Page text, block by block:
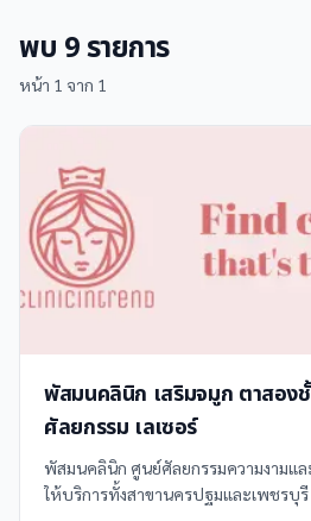
พบ 9รายการ
หน้า 1 จาก 1
พัสมนคลินิก เสริมจมูก ตาสอง
ศัลยกรรม เลเซอร์
พัสมนคลินิก ศูนย์ศัลยกรรมความงามแล
ให้บริการทั้งสาขานครปฐมและเพชรบุ